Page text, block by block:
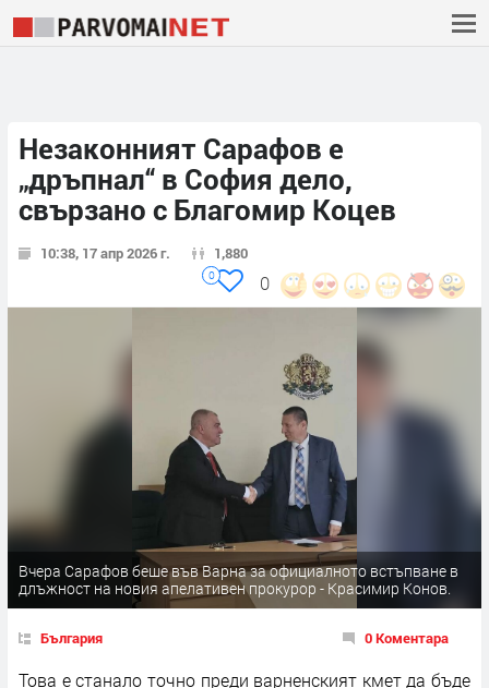
Незаконният Сарафов е
„дръпнал“ в София дело,
свързано с Благомир Коцев
10:38, 17 апр 2026 г. 1,880
0
0
Вчера Сарафов беше във Варна за официалното встъпване в
длъжност на новия апелативен прокурор - Красимир Конов.
България 0 Коментара
Това е станало точно преди варненският кмет да бъде